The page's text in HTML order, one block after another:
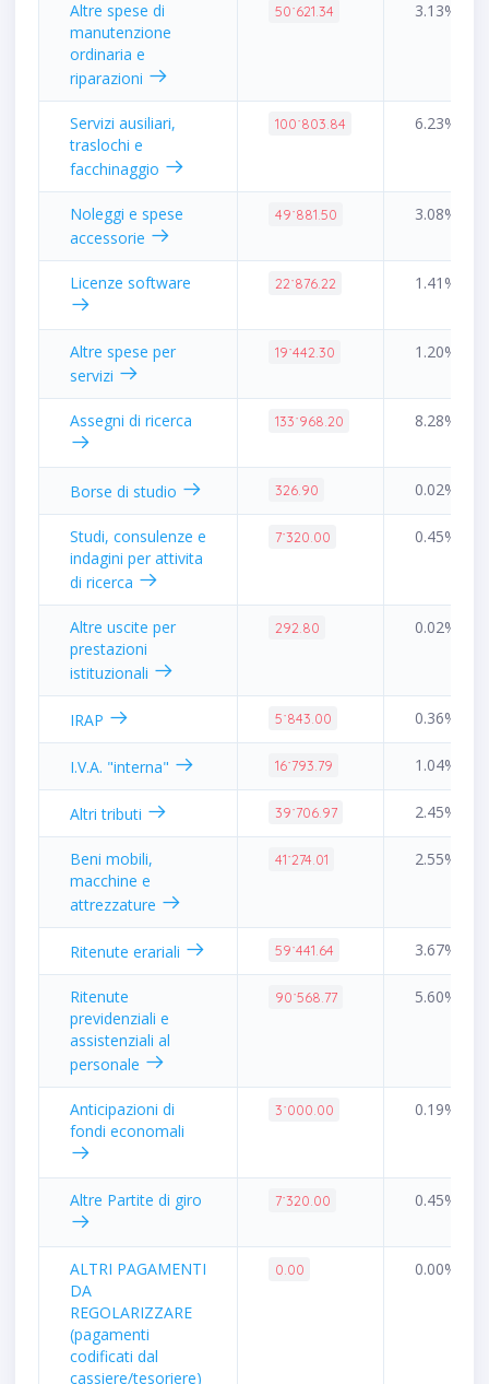
Altre spese di
manutenzione
ordinaria e
riparazioni
50˙621.34 3.13%
Servizi ausiliari,
traslochi e
facchinaggio
100˙803.84 6.23%
Noleggi e spese
accessorie
49˙881.50 3.08%
Licenze software 22˙876.22 1.41%
Altre spese per
servizi
19˙442.30 1.20%
Assegni di ricerca 133˙968.20 8.28%
Borse di studio 326.90 0.02%
Studi, consulenze e
indagini per attivita
di ricerca
7˙320.00 0.45%
Altre uscite per
prestazioni
istituzionali
292.80 0.02%
IRAP 5˙843.00 0.36%
I.V.A. "interna" 16˙793.79 1.04%
Altri tributi 39˙706.97 2.45%
Beni mobili,
macchine e
attrezzature
41˙274.01 2.55%
Ritenute erariali 59˙441.64 3.67%
Ritenute
previdenziali e
assistenziali al
personale
90˙568.77 5.60%
Anticipazioni di
fondi economali
3˙000.00 0.19%
Altre Partite di giro 7˙320.00 0.45%
ALTRI PAGAMENTI
DA
REGOLARIZZARE
(pagamenti
codificati dal
cassiere/tesoriere)
0.00 0.00%